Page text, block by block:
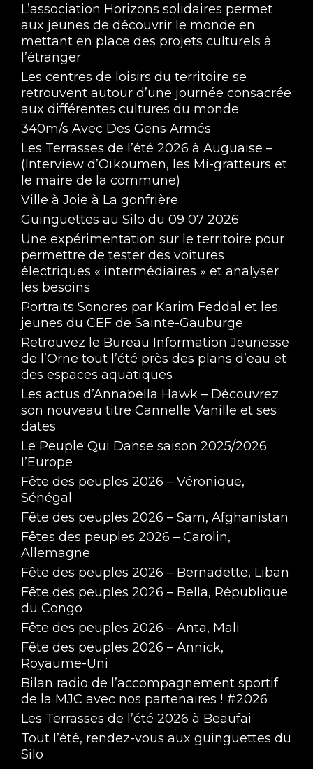
L’association Horizons solidaires permet
aux jeunes de découvrir le monde en
mettant en place des projets culturels à
l’étranger
Les centres de loisirs du territoire se
retrouvent autour d’une journée consacrée
aux différentes cultures du monde
340m/s Avec Des Gens Armés
Les Terrasses de l’été 2026 à Auguaise –
(Interview d’Oïkoumen, les Mi-gratteurs et
le maire de la commune)
Ville à Joie à La gonfrière
Guinguettes au Silo du 09 07 2026
Une expérimentation sur le territoire pour
permettre de tester des voitures
électriques « intermédiaires » et analyser
les besoins
Portraits Sonores par Karim Feddal et les
jeunes du CEF de Sainte-Gauburge
Retrouvez le Bureau Information Jeunesse
de l’Orne tout l’été près des plans d’eau et
des espaces aquatiques
Les actus d’Annabella Hawk – Découvrez
son nouveau titre Cannelle Vanille et ses
dates
Le Peuple Qui Danse saison 2025/2026
l’Europe
Fête des peuples 2026 – Véronique,
Sénégal
Fête des peuples 2026 – Sam, Afghanistan
Fêtes des peuples 2026 – Carolin,
Allemagne
Fête des peuples 2026 – Bernadette, Liban
Fête des peuples 2026 – Bella, République
du Congo
Fête des peuples 2026 – Anta, Mali
Fête des peuples 2026 – Annick,
Royaume-Uni
Bilan radio de l’accompagnement sportif
de la MJC avec nos partenaires ! #2026
Les Terrasses de l’été 2026 à Beaufai
Tout l’été, rendez-vous aux guinguettes du
Silo